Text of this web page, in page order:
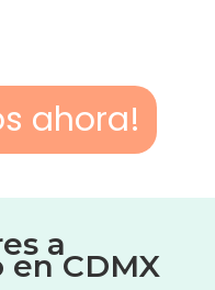
ahora!
a
CDMX